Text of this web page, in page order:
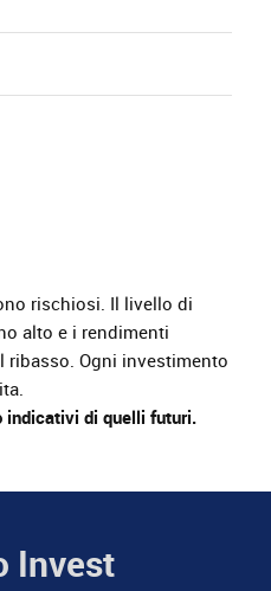
rischiosi. Il livello di
alto e i rendimenti
ribasso. Ogni investimento
indicativi di quelli futuri.
Invest